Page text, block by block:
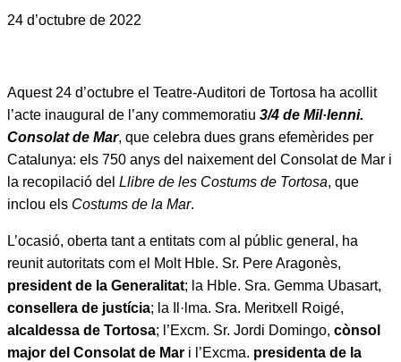
24 d’octubre de 2022
Aquest 24 d’octubre el Teatre-Auditori de Tortosa ha acollit
l’acte inaugural de l’any commemoratiu 3/4 de Mil·lenni.
Consolat de Mar, que celebra dues grans efemèrides per
Catalunya: els 750 anys del naixement del Consolat de Mar i
la recopilació del Llibre de les Costums de Tortosa, que
inclou els Costums de la Mar.
L’ocasió, oberta tant a entitats com al públic general, ha
reunit autoritats com el Molt Hble. Sr. Pere Aragonès,
president de la Generalitat; la Hble. Sra. Gemma Ubasart,
consellera de justícia; la Il·lma. Sra. Meritxell Roigé,
alcaldessa de Tortosa; l’Excm. Sr. Jordi Domingo, cònsol
major del Consolat de Mar i l’Excma. presidenta de la